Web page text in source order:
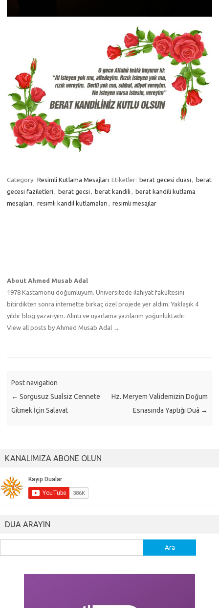
Category: Resimli Kutlama Mesajları Etiketler: berat gecesi duası , berat
gecesi faziletleri , berat gecsi , berat kandili , berat kandili kutlama
mesajları , resimli kandil kutlamaları , resimli mesajlar
About Ahmed Musab Adal
1978 Kastamonu doğumluyum. Üniversitede ilahiyat fakültesini
bitirdikten sonra internette birkaç özel projede yer aldım. Yaklaşık 4
yıldır blog yazarıyım. Alıntı ve uyarlama yazılarım yoğunluktadır.
View all posts by Ahmed Musab Adal →
Post navigation
← Sorgusuz Sualsiz Cennete
Gitmek İçin Salavat
Hz. Meryem Validemizin Doğum
Esnasında Yaptığı Duâ →
KANALIMIZA ABONE OLUN
DUA ARAYIN